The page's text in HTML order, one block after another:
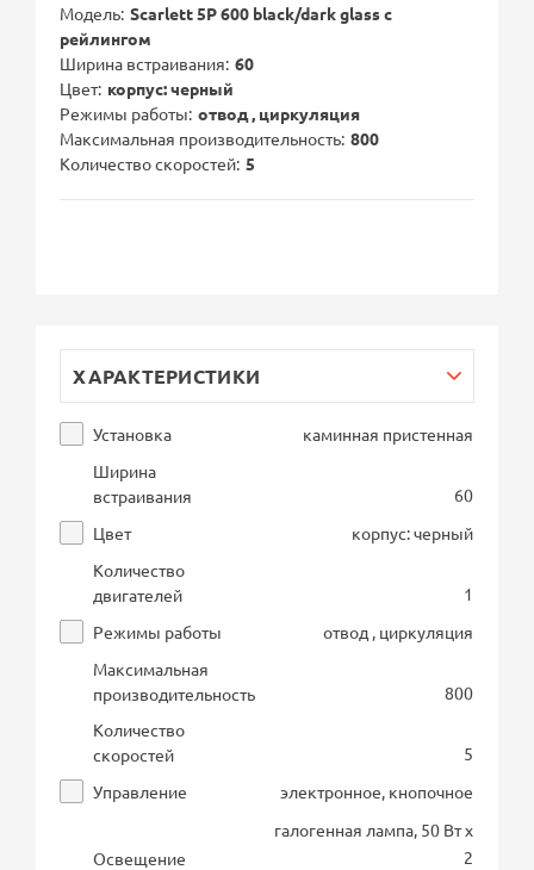
Модель Scarlett 5P 600 black/dark glass с
рейлингом
Ширина встраивания 60
Цвет корпус: черный
Режимы работы отвод , циркуляция
Максимальная производительность 800
Количество скоростей 5
ХАРАКТЕРИСТИКИ
Установка
каминная пристенная
Ширина
встраивания
60
Цвет
корпус: черный
Количество
двигателей
1
Режимы работы
отвод , циркуляция
Максимальная
производительность
800
Количество
скоростей
5
Управление
электронное, кнопочное
Освещение
галогенная лампа, 50 Вт х
2